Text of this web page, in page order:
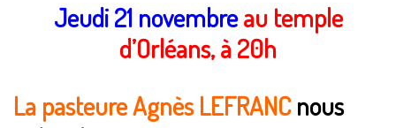
Jeudi 21 novembre au temple
d’Orléans, à 20h
La pasteure Agnès LEFRANCnous